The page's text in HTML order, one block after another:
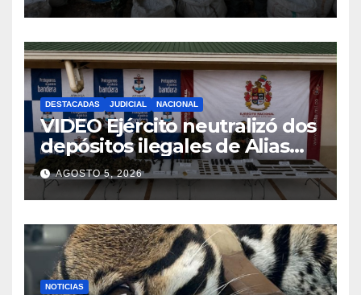
DESTACADAS JUDICIAL NACIONAL
VIDEO Ejército neutralizó dos
depósitos ilegales de Alias
Calarcá, con material de
guerra en Guaviare
AGOSTO 5, 2026
NOTICIAS